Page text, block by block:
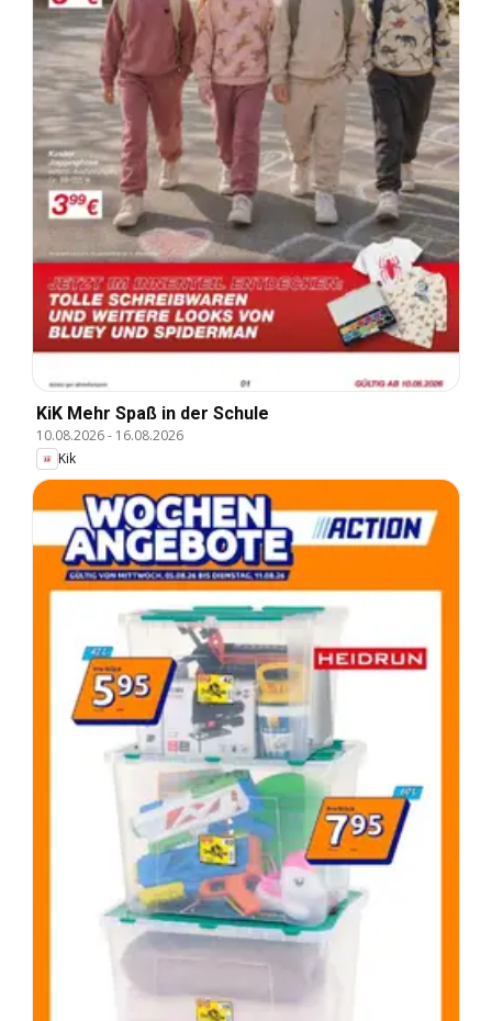
KiK Mehr Spaß in der Schule
10.08.2026- 16.08.2026
Kik